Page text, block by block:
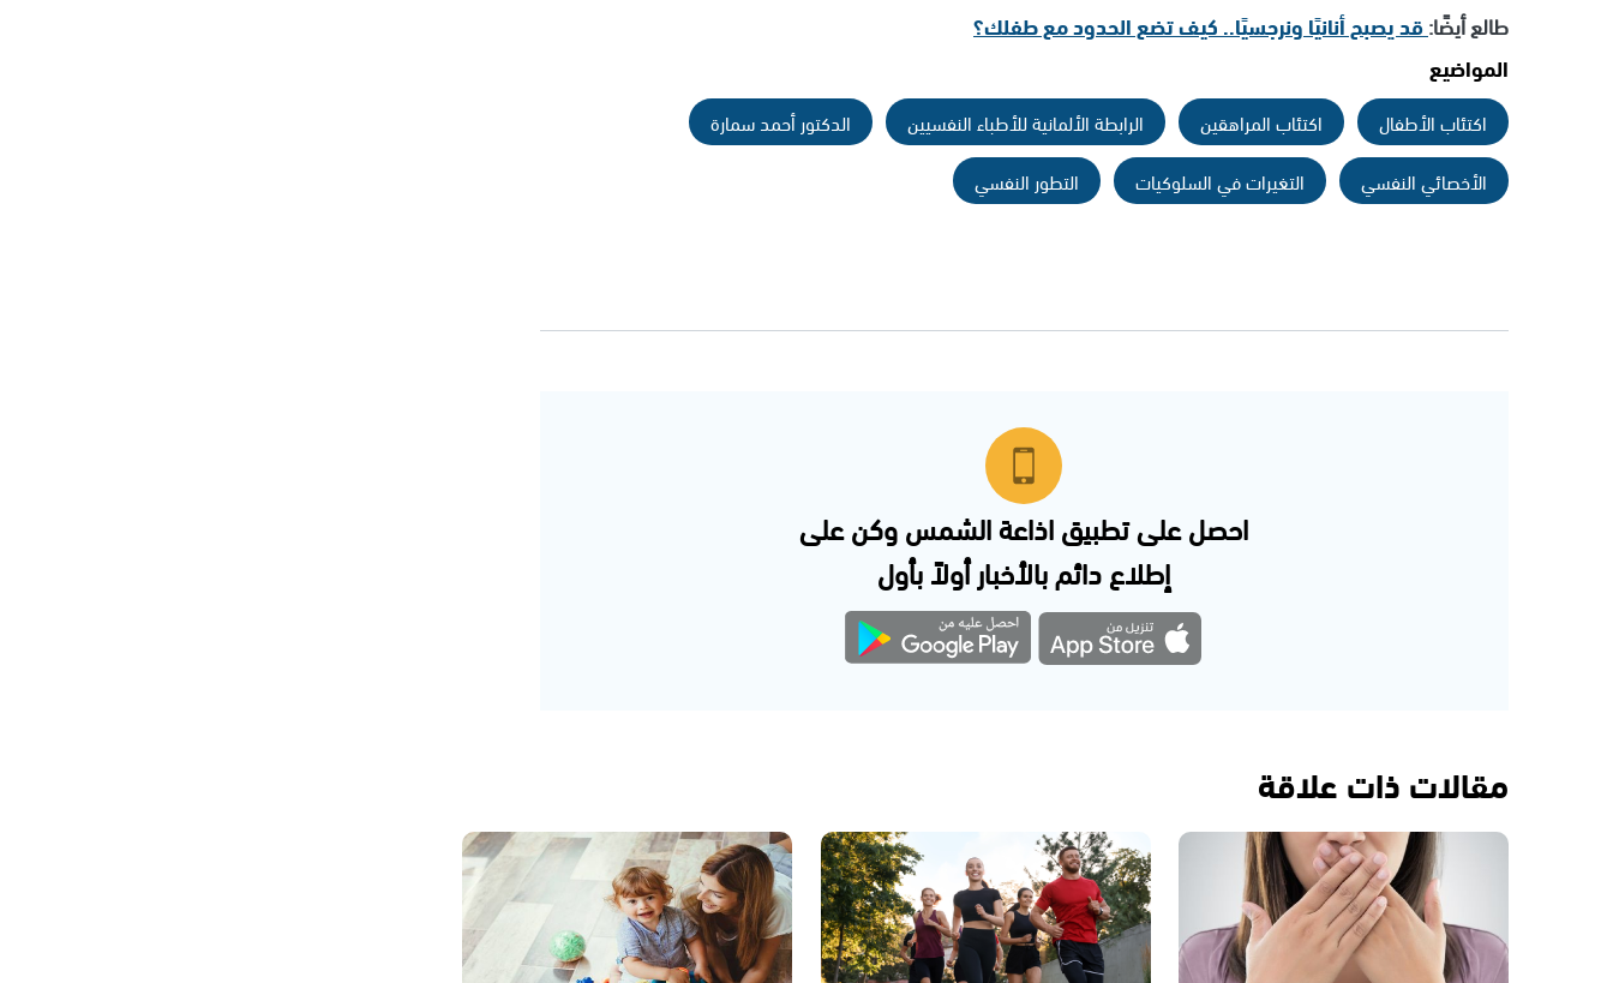
طالع أيضًا:قد يصبح أنانيًا ونرجسيًا.. كيف تضع الحدود مع طفلك؟
المواضيع
اكتئاب الأطفال اكتئاب المراهقين الرابطة الألمانية للأطباء النفسيين
الدكتور أحمد سمارة
الأخصائي النفسي
التغيرات في السلوكيات التطور النفسي
احصل على تطبيق اذاعة الشمس وكن على
إطلاع دائم بالأخبار أولاً بأول
مقالات ذات علاقة